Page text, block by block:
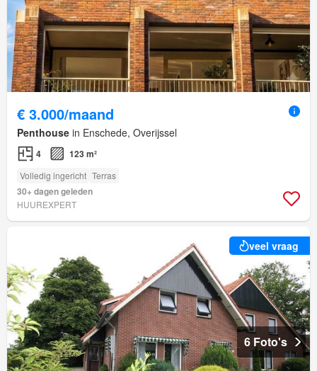
€ 3.000/maand
Penthouse in Enschede, Overijssel
4 123 m²
Volledig ingericht Terras
30+ dagen geleden
HUUREXPERT
veel vraag
6 Foto's